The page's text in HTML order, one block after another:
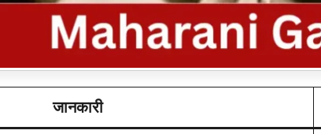
जानकारी